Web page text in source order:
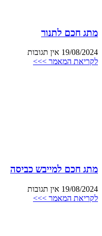
מתג חכם לתנור
19/08/2024 אין תגובות
לקריאת המאמר >>>
מתג חכם למייבש כביסה
19/08/2024 אין תגובות
לקריאת המאמר >>>